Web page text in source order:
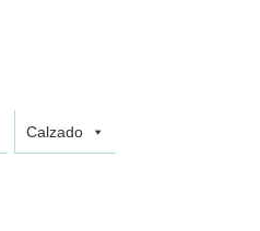
Calzado